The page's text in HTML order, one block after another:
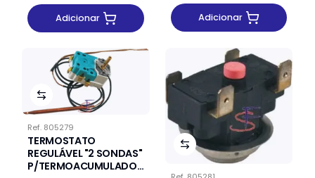
Adicionar Adicionar
Ref. 805279
TERMOSTATO
REGULÁVEL "2 SONDAS"
P/TERMOACUMULADOR